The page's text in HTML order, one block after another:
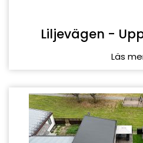
Rialagränd -
Läs